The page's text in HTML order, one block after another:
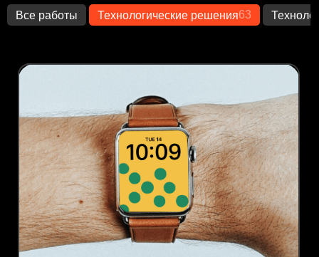
Все работы Технологические решения63